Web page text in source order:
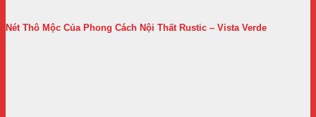
Nét Thô Mộc Của Phong Cách Nội Thất Rustic – Vista Verde